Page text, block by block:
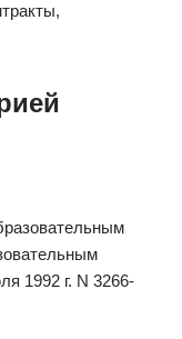
1992 г. N 3266-